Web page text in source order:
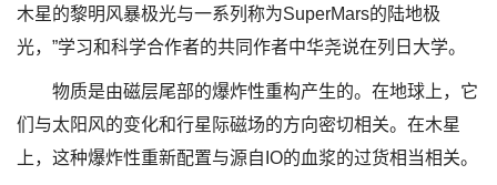
木星的黎明风暴极光与一系列称为SuperMars的陆地极
光，”学习和科学合作者的共同作者中华尧说在列日大学。
物质是由磁层尾部的爆炸性重构产生的。在地球上，它
们与太阳风的变化和行星际磁场的方向密切相关。在木星
上，这种爆炸性重新配置与源自IO的血浆的过货相当相关。